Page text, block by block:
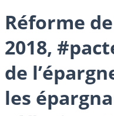
Réforme
2018,
de
les